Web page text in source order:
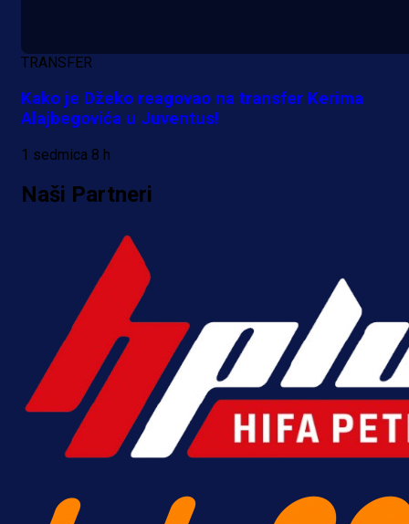
TRANSFER
Kako je Džeko reagovao na transfer Kerima
Alajbegovića u Juventus!
1 sedmica 8 h
Naši Partneri